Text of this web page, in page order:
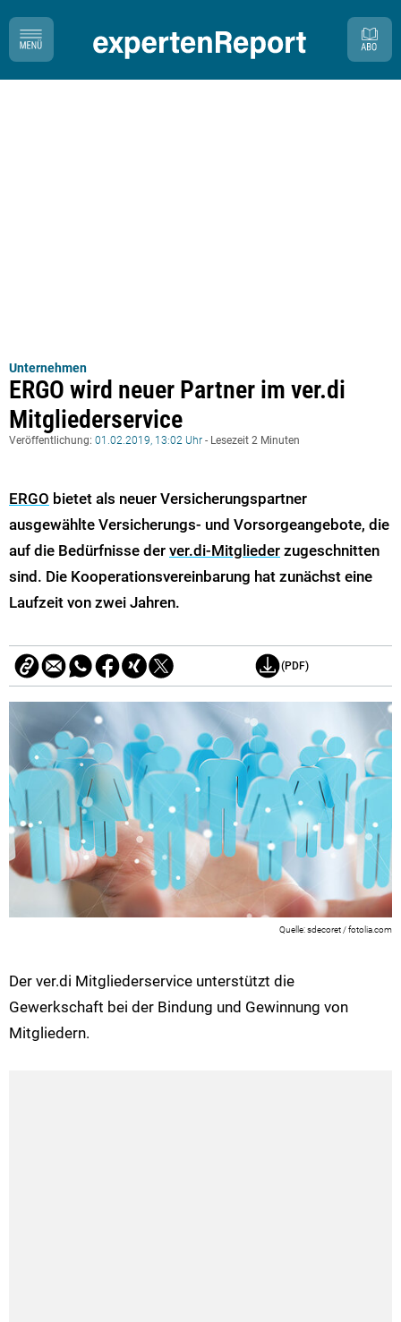
Unternehmen
ERGO wird neuer Partner im ver.di
Mitgliederservice
Veröffentlichung: 01.02.2019, 13:02 Uhr - Lesezeit 2 Minuten
ERGO bietet als neuer Versicherungspartner
ausgewählte Versicherungs- und Vorsorgeangebote, die
auf die Bedürfnisse der ver.di-Mitglieder zugeschnitten
sind. Die Kooperationsvereinbarung hat zunächst eine
Laufzeit von zwei Jahren.
(PDF)
sdecoret / fotolia.com
Der ver.di Mitgliederservice unterstützt die
Gewerkschaft bei der Bindung und Gewinnung von
Mitgliedern.